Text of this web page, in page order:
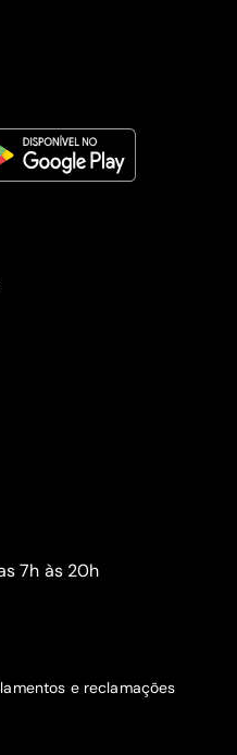
7h às 20h
e reclamações